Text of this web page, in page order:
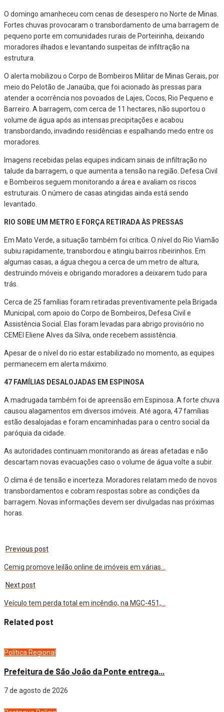
O domingo amanheceu com cenas de desespero no Norte de Minas.
Fortes chuvas provocaram o transbordamento de uma barragem de
pequeno porte em comunidades rurais de Porteirinha, deixando
moradores ilhados e levantando suspeitas de infiltração na
estrutura.
O alerta mobilizou o Corpo de Bombeiros Militar de Minas Gerais, por
meio do Pelotão de Janaúba, que foi acionado às pressas para
atender a ocorrência nos povoados de Lajes, Cocos, Rio Pequeno e
Barreiro. A barragem, com cerca de 11 hectares, não suportou o
volume de água após as intensas precipitações e acabou
transbordando, invadindo residências e espalhando medo entre os
moradores.
Imagens recebidas pelas equipes indicam sinais de infiltração no
talude da barragem, o que aumenta a tensão na região. Defesa Civil
e Bombeiros seguem monitorando a área e avaliam os riscos
estruturais. O número de casas atingidas ainda está sendo
levantado.
RIO SOBE UM METRO E FORÇA RETIRADA ÀS PRESSAS
Em Mato Verde, a situação também foi crítica. O nível do Rio Viamão
subiu rapidamente, transbordou e atingiu bairros ribeirinhos. Em
algumas casas, a água chegou a cerca de um metro de altura,
destruindo móveis e obrigando moradores a deixarem tudo para
trás.
Cerca de 25 famílias foram retiradas preventivamente pela Brigada
Municipal, com apoio do Corpo de Bombeiros, Defesa Civil e
Assistência Social. Elas foram levadas para abrigo provisório no
CEMEI Eliene Alves da Silva, onde recebem assistência.
Apesar de o nível do rio estar estabilizado no momento, as equipes
permanecem em alerta máximo.
47 FAMÍLIAS DESALOJADAS EM ESPINOSA
A madrugada também foi de apreensão em Espinosa. A forte chuva
causou alagamentos em diversos imóveis. Até agora, 47 famílias
estão desalojadas e foram encaminhadas para o centro social da
paróquia da cidade.
As autoridades continuam monitorando as áreas afetadas e não
descartam novas evacuações caso o volume de água volte a subir.
O clima é de tensão e incerteza. Moradores relatam medo de novos
transbordamentos e cobram respostas sobre as condições da
barragem. Novas informações devem ser divulgadas nas próximas
horas.
Previous post
Cemig promove leilão online de imóveis em várias…
Next post
Veículo tem perda total em incêndio, na MGC-451,…
Related post
Política Regional
Prefeitura de São João da Ponte entrega...
7 de agosto de 2026